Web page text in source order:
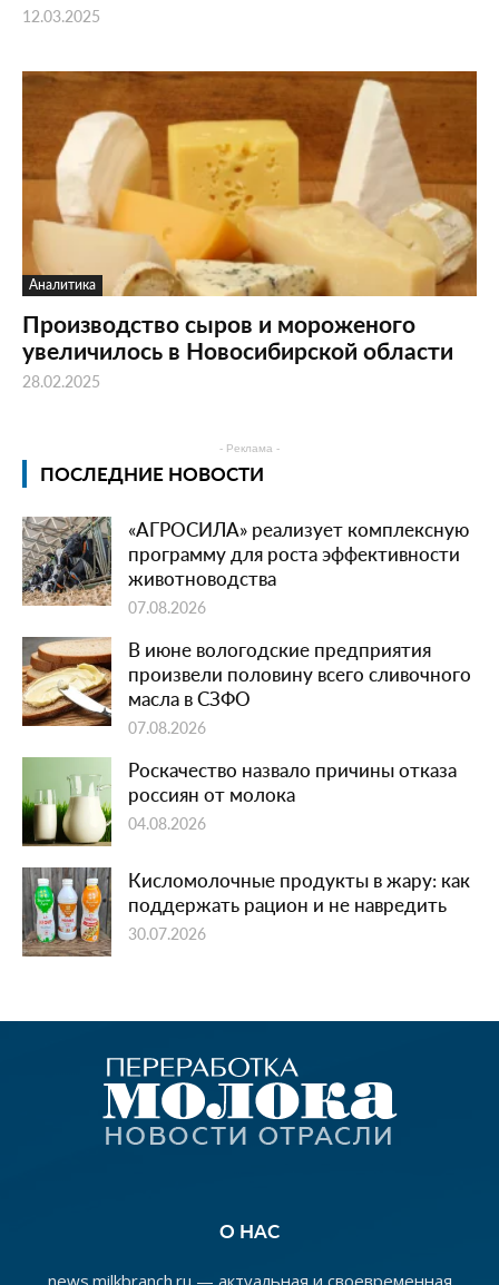
12.03.2025
Аналитика
Производство сыров и мороженого
увеличилось в Новосибирской области
28.02.2025
- Реклама -
ПОСЛЕДНИЕ НОВОСТИ
«АГРОСИЛА» реализует комплексную
программу для роста эффективности
животноводства
07.08.2026
В июне вологодские предприятия
произвели половину всего сливочного
масла в СЗФО
07.08.2026
Роскачество назвало причины отказа
россиян от молока
04.08.2026
Кисломолочные продукты в жару: как
поддержать рацион и не навредить
30.07.2026
О НАС
news.milkbranch.ru — актуальная и своевременная